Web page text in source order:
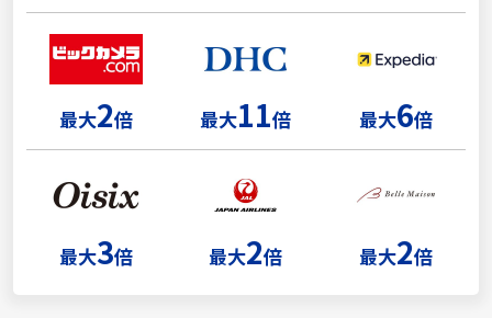
最大2倍 最大11倍 最大6倍
最大3倍 最大2倍 最大2倍